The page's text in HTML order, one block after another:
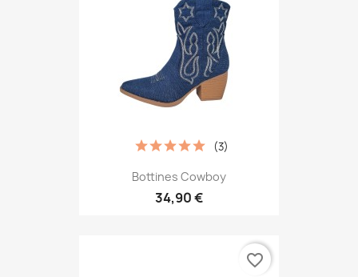
Bottines Cowboy
34,90 €
(3)
favorite_border